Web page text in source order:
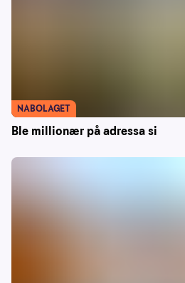
Ble millionær på adressa si
NABOLAGET